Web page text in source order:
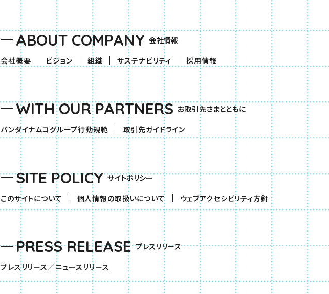
ABOUT COMPANY 会社情報
会社概要
ビジョン 組織 サステナビリティ 採用情報
WITH OUR PARTNERS お取引先さまとともに
バンダイナムコグループ行動規範
取引先ガイドライン
SITE POLICY サイトポリシー
このサイトについて
個人情報の取扱いについて ウェブアクセシビリティ方針
PRESS RELEASE プレスリリース
プレスリリース／ニュースリリース